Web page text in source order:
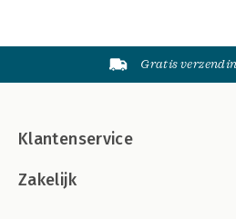
Gratis
Klantenservice
Zakelijk